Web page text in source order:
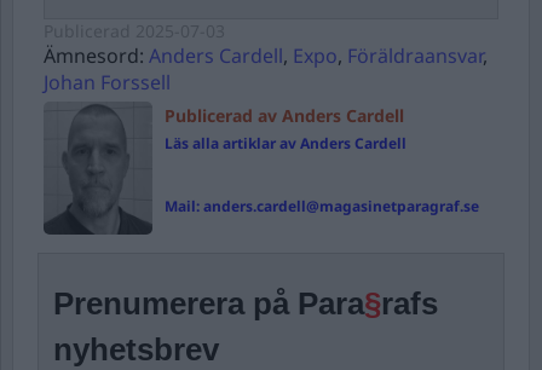
Ämnesord: Anders Cardell, Expo, Föräldraansvar,
Johan Forssell
Publicerad av Anders Cardell
Läs alla artiklar av Anders Cardell
Mail:anders.cardell@magasinetparagraf.se
Prenumerera på Para§rafs
nyhetsbrev